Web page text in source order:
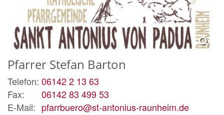
Pfarrer Stefan Barton
Telefon: 06142 2 13 63
Fax:
06142 83 499 53
E-Mail: pfarrbuero@st-antonius-raunheim.de